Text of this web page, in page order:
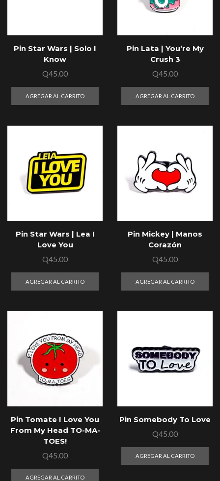
Pin Star Wars | Solo I
Know
Q45.00
AGREGAR AL CARRITO
Pin Lata | You’re My
Crush 3
Q45.00
AGREGAR AL CARRITO
Pin Star Wars | Lea I
Love You
Q45.00
AGREGAR AL CARRITO
Pin Mickey | Manos
Corazón
Q45.00
AGREGAR AL CARRITO
Pin Tomate I Love You
From My Head TO-MA-
TOES!
Q45.00
AGREGAR AL CARRITO
Pin Somebody To Love
Q45.00
AGREGAR AL CARRITO